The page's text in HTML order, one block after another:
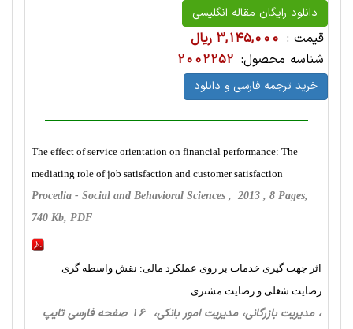
دانلود رایگان مقاله انگلیسی
قیمت : 3,145,000 ریال
شناسه محصول: 2002252
خرید ترجمه فارسی و دانلود
The effect of service orientation on financial performance: The
mediating role of job satisfaction and customer satisfaction
Procedia - Social and Behavioral Sciences , 2013 , 8 Pages,
740 Kb, PDF
اثر جهت گیری خدمات بر روی عملکرد مالی: نقش واسطه گری
رضایت شغلی و رضایت مشتری
، مدیریت بازرگانی، مدیریت امور بانکی، 16 صفحه فارسی تایپ